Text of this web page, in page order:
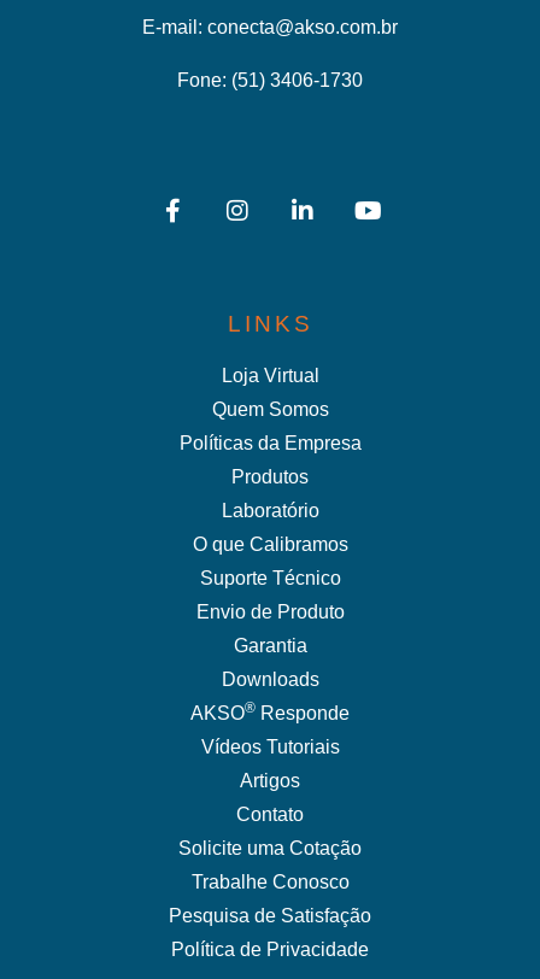
E-mail: conecta@akso.com.br
Fone: (51) 3406-1730
LINKS
Loja Virtual
Quem Somos
Políticas da Empresa
Produtos
Laboratório
O que Calibramos
Suporte Técnico
Envio de Produto
Garantia
Downloads
AKSO® Responde
Vídeos Tutoriais
Artigos
Contato
Solicite uma Cotação
Trabalhe Conosco
Pesquisa de Satisfação
Política de Privacidade